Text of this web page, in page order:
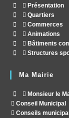
Présentation
Quartiers
Commerces
Animations
Bâtiments
Structures
Ma Mairie
Monsieur le
Conseil Municipal
Conseils